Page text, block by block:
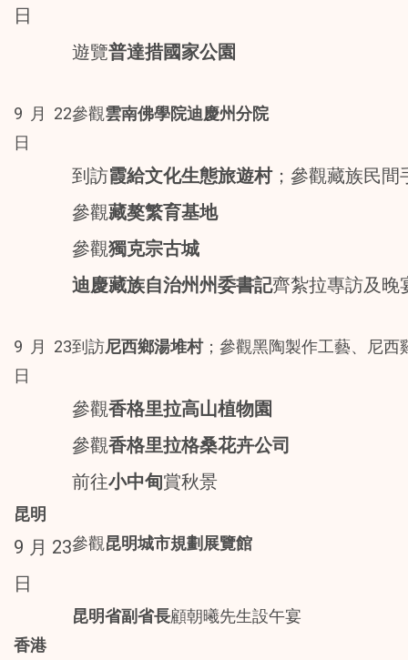
日
遊覽普達措國家公園
9月22
日
參觀雲南佛學院迪慶州分院
到訪霞給文化生態旅遊村；參觀藏族民間
參觀藏獒繁育基地
參觀獨克宗古城
迪慶藏族自治州州委書記齊紮拉專訪及晚
9月23
日
到訪尼西鄉湯堆村；參觀黑陶製作工藝、尼西
參觀香格里拉高山植物園
參觀香格里拉格桑花卉公司
前往小中甸賞秋景
昆明
9月23
日
參觀昆明城市規劃展覽館
昆明省副省長顧朝曦先生設午宴
香港